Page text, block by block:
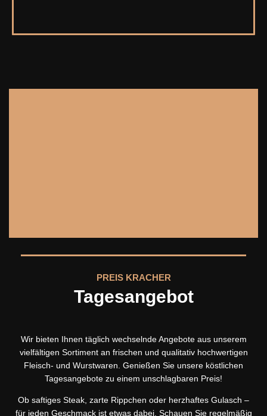
PREIS KRACHER
Tagesangebot
Wir bieten Ihnen täglich wechselnde Angebote aus unserem
vielfältigen Sortiment an frischen und qualitativ hochwertigen
Fleisch- und Wurstwaren. Genießen Sie unsere köstlichen
Tagesangebote zu einem unschlagbaren Preis!
Ob saftiges Steak, zarte Rippchen oder herzhaftes Gulasch –
für jeden Geschmack ist etwas dabei. Schauen Sie regelmäßig